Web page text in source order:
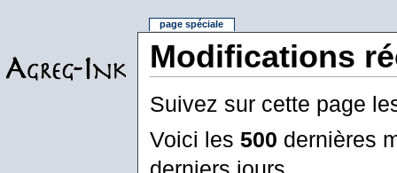
Modifications
Suivez sur cette page
Voici les 500 dernières
page spéciale